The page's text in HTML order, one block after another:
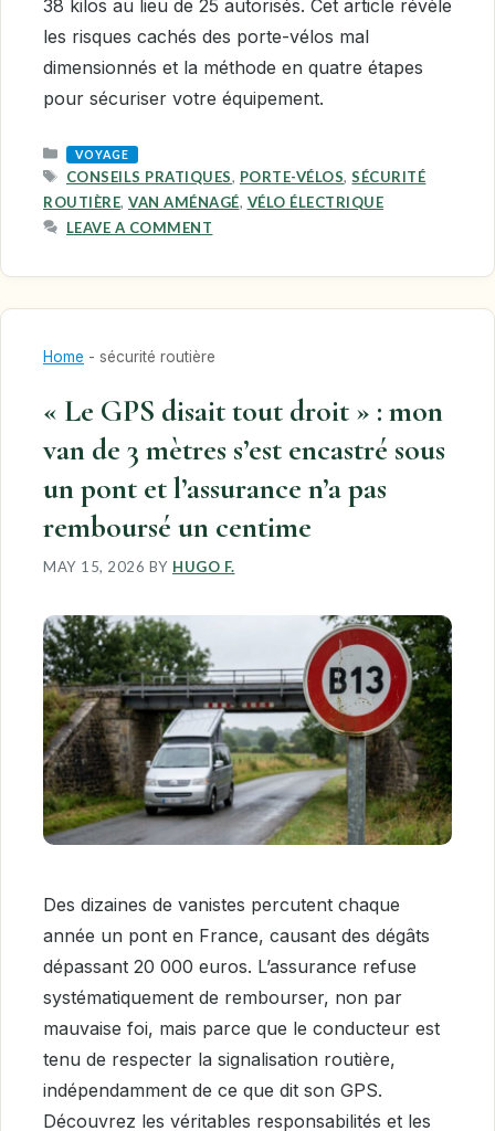
38 kilos au lieu de 25 autorisés. Cet article révèle
les risques cachés des porte-vélos mal
dimensionnés et la méthode en quatre étapes
pour sécuriser votre équipement.
CATEGORIES
VOYAGE
TAGS
CONSEILS PRATIQUES, PORTE-VÉLOS,SÉCURITÉ
ROUTIÈRE, VAN AMÉNAGÉ, VÉLO ÉLECTRIQUE
LEAVE A COMMENT
Home - sécurité routière
« Le GPS disait tout droit » : mon
van de 3 mètres s’est encastré sous
un pont et l’assurance n’a pas
remboursé un centime
MAY 15, 2026 BY HUGO F.
Des dizaines de vanistes percutent chaque
année un pont en France, causant des dégâts
dépassant 20 000 euros. L’assurance refuse
systématiquement de rembourser, non par
mauvaise foi, mais parce que le conducteur est
tenu de respecter la signalisation routière,
indépendamment de ce que dit son GPS.
Découvrez les véritables responsabilités et les